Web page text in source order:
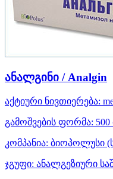
ანალგინი / Analgin
აქტიური ნივთიერება:
გამოშვების ფორმა:
კომპანია: ბიოპოლუსი
ჯგუფი: ანალგეზიური